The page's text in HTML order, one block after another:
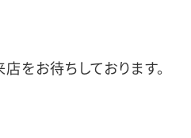
をお待ちしております。